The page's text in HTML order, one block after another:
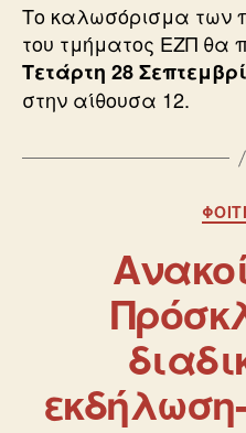
Το καλωσόρισμα των
του τμήματος ΕΖΠ θα
Τετάρτη 28
στην αίθουσα 12.